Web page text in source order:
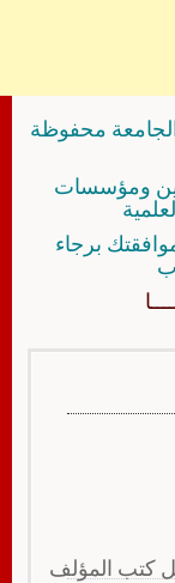
محفوظة
ومؤسسات
برجاء
كتب المؤلف